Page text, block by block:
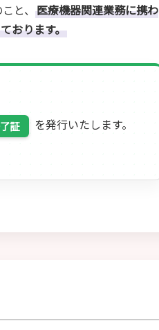
と、 医療機器関連業務に携わ
おります。
証 を発行いたします。